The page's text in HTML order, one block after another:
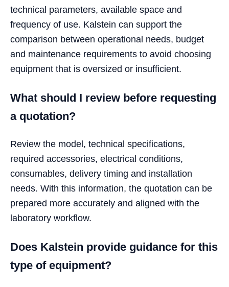
technical parameters, available space and
frequency of use. Kalstein can support the
comparison between operational needs, budget
and maintenance requirements to avoid choosing
equipment that is oversized or insufficient.
What should I review before requesting
a quotation?
Review the model, technical specifications,
required accessories, electrical conditions,
consumables, delivery timing and installation
needs. With this information, the quotation can be
prepared more accurately and aligned with the
laboratory workflow.
Does Kalstein provide guidance for this
type of equipment?